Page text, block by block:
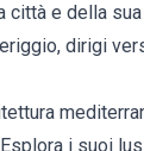
città e della
dirigi
i suoi